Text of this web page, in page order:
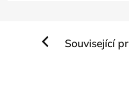
Související
Previous